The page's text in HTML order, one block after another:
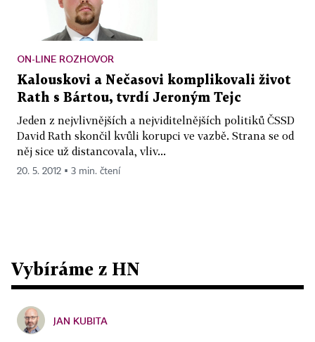
ON-LINE ROZHOVOR
Kalouskovi a Nečasovi komplikovali život
Rath s Bártou, tvrdí Jeroným Tejc
Jeden z nejvlivnějších a nejviditelnějších politiků ČSSD
David Rath skončil kvůli korupci ve vazbě. Strana se od
něj sice už distancovala, vliv...
20. 5. 2012 ▪ 3 min. čtení
Vybíráme z HN
JAN KUBITA